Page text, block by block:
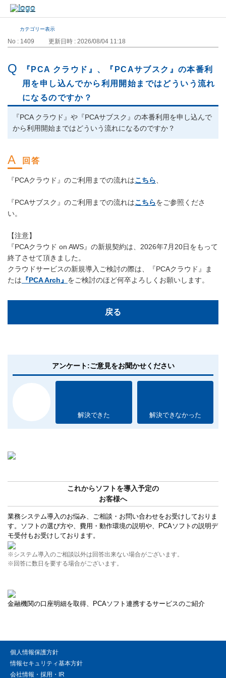
カテゴリー表示
No : 1409 更新日時 : 2026/08/04 11:18
『PCA クラウド』、『PCAサブスク』の本番利
用を申し込んでから利用開始まではどういう流れ
になるのですか？
『PCA クラウド』や『PCAサブスク』の本番利用を申し込んで
から利用開始まではどういう流れになるのですか？
『PCAクラウド』のご利用までの流れはこちら、
『PCAサブスク』のご利用までの流れはこちらをご参照くださ
い。
【注意】
『PCAクラウド on AWS』の新規契約は、2026年7月20日をもって
終了させて頂きました。
クラウドサービスの新規導入ご検討の際は、『PCAクラウド』ま
たは 『PCA Arch』 をご検討のほど何卒よろしくお願いします。
戻る
アンケート:ご意見をお聞かせください
解決できた 解決できなかった
これからソフトを導入予定の
お客様へ
業務システム導入のお悩み、ご相談・お問い合わせをお受けしておりま
す。ソフトの選び方や、費用・動作環境の説明や、PCAソフトの説明デ
モ受付もお受けしております。
※システム導入のご相談以外は回答出来ない場合がございます。
※回答に数日を要する場合がございます。
金融機関の口座明細を取得、PCAソフト連携するサービスのご紹介
個人情報保護方針
情報セキュリティ基本方針
会社情報・採用・IR